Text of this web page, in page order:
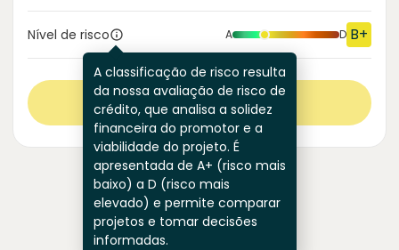
Nível de risco
A classificação de risco resulta
da nossa avaliação de risco de
crédito, que analisa a solidez
financeira do promotor e a
viabilidade do projeto. É
apresentada de A+ (risco mais
baixo) a D (risco mais
elevado) e permite comparar
projetos e tomar decisões
informadas.
A D B+
Ver mais